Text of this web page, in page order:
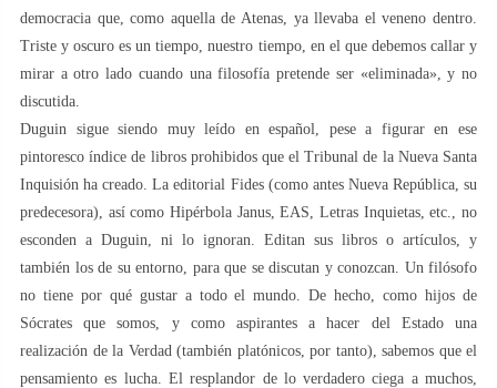
democracia que, como aquella de Atenas, ya llevaba el veneno dentro.
Triste y oscuro es un tiempo, nuestro tiempo, en el que debemos callar y
mirar a otro lado cuando una filosofía pretende ser «eliminada», y no
discutida.
Duguin sigue siendo muy leído en español, pese a figurar en ese
pintoresco índice de libros prohibidos que el Tribunal de la Nueva Santa
Inquisión ha creado. La editorial Fides (como antes Nueva República, su
predecesora), así como Hipérbola Janus, EAS, Letras Inquietas, etc., no
esconden a Duguin, ni lo ignoran. Editan sus libros o artículos, y
también los de su entorno, para que se discutan y conozcan. Un filósofo
no tiene por qué gustar a todo el mundo. De hecho, como hijos de
Sócrates que somos, y como aspirantes a hacer del Estado una
realización de la Verdad (también platónicos, por tanto), sabemos que el
pensamiento es lucha. El resplandor de lo verdadero ciega a muchos,